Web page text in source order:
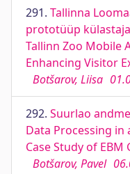
291. Tallinna
prototüüp
Tallinn Zoo Mobile
Enhancing Visitor
Botšarov, Liisa
292. Suurlao
Data Processing in
Case Study of EBM
Botšarov, Pavel